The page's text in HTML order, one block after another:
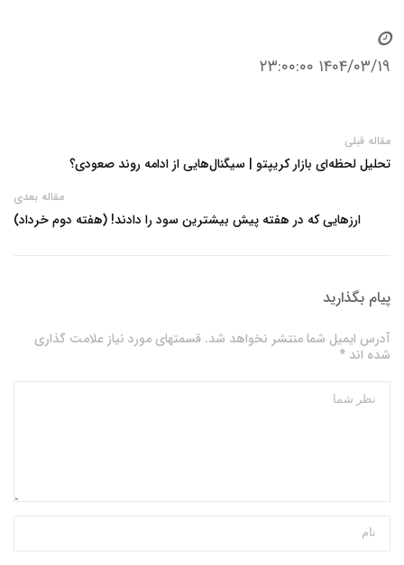
۱۴۰۴/۰۳/۱۹ ۲۳:۰۰:۰۰
مقاله قبلی
تحلیل لحظه‌ای بازار کریپتو | سیگنال‌هایی از ادامه روند صعودی؟
مقاله بعدی
ارزهایی که در هفته پیش بیشترین سود را دادند! (هفته دوم خرداد)
پیام بگذارید
آدرس ایمیل شما منتشر نخواهد شد. قسمتهای مورد نیاز علامت گذاری
شده اند *